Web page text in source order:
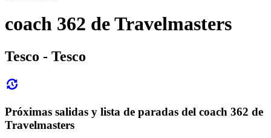
coach 362 de Travelmasters
Tesco - Tesco
Próximas salidas y lista de paradas del coach 362 de
Travelmasters